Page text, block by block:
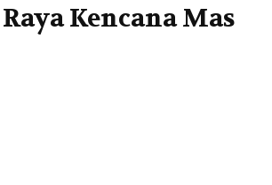
Kencana Mas